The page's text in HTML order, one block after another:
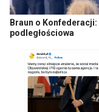
Braun o
podległościowa